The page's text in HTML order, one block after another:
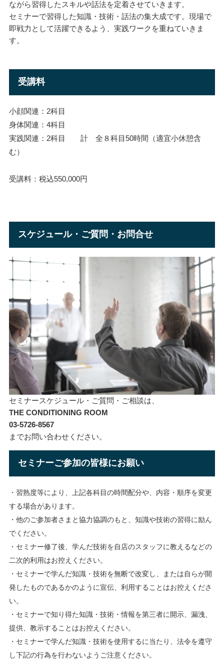
ながら習得したスキルや話法を定着させていきます。
セミナーで習得した知識・技術・話法の集大成です。現場で
即戦力として活躍できるよう、実践ワークを重ねていきま
す。
受講料
小顔関連：2科目
身体関連：4科目
実践関連：2科目 計 全８科目50時間（適宜小休憩含
む）
受講料：税込550,000円
スケジュール・ご質問・お問合せ
セミナースケジュール・ご質問・ご相談は、
THE CONDITIONING ROOM
03-5726-8567
までお問い合わせください。
セミナーご参加の皆様にお願い
・習熟度等により、上記各科目の時間配分や、内容・順序を変更
する場合があります。
・他のご参加者さまと協力協調のもと、知識や技術の習得に励ん
でください。
・セミナー修了後、学んだ技術を自店のスタッフに教えるなどの
二次的利用はお控えください。
・セミナーで学んだ知識・技術を無断で改変し、または自らが開
発したものであるかのように宣伝、利用することはお控えくださ
い。
・セミナーで知り得た知識・技術・情報を第三者に開示、漏洩、
提供、教示することはお控えください。
・セミナーで学んだ知識・技術を使用するに当たり、法令を遵守
し下記の行為を行わないようご注意ください。